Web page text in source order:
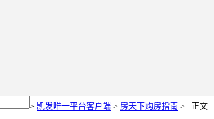
> 凯发唯一平台客户端 > 房天下购房指南 > 正文